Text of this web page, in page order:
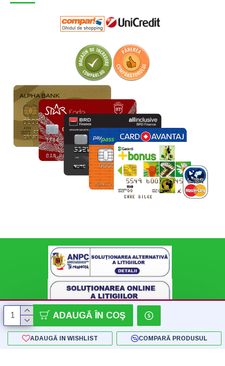
ADAUGĂ ÎN COŞ
ADAUGĂ IN WISHLIST COMPARĂ PRODUSUL
Copyright © 2018 - 2024 SC Konnect-Shop SRL - by Flatstudio.ro